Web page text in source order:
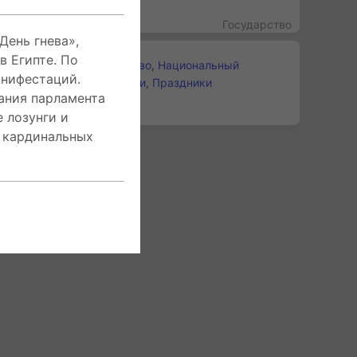
Государство
Категории Государство Национальный
Праздник,Памятные дни Праздники
Регионы
Египет
гнева»,
Египте. По
парламента
лозунги и